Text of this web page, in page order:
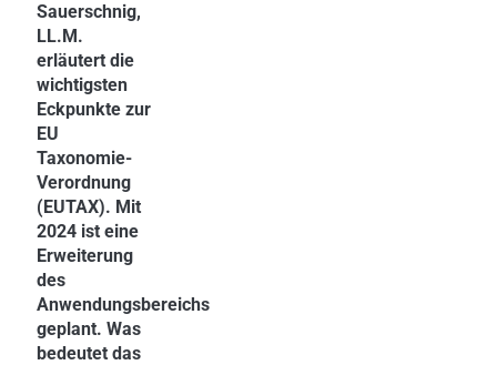
Sauerschnig,
LL.M.
erläutert die
wichtigsten
Eckpunkte zur
EU
Taxonomie-
Verordnung
(EUTAX). Mit
2024 ist eine
Erweiterung
des
Anwendungsbereichs
geplant. Was
bedeutet das